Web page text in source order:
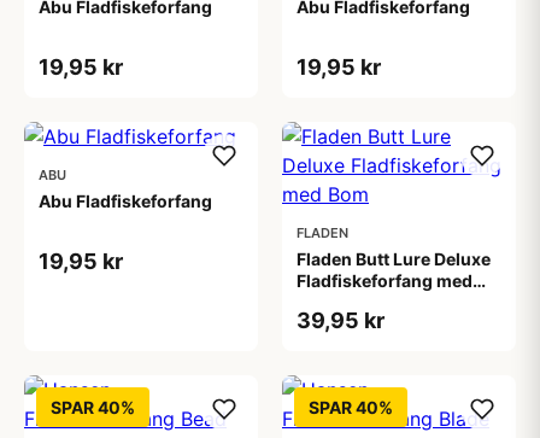
Abu Fladfiskeforfang
19,95 kr
Abu Fladfiskeforfang
19,95 kr
ABU
Abu Fladfiskeforfang
19,95 kr
FLADEN
Fladen Butt Lure Deluxe
Fladfiskeforfang med
39,95 kr
SPAR 40% SPAR 40%